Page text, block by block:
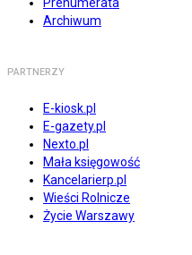
Archiwum
PARTNERZY
E-kiosk.pl
E-gazety.pl
Nexto.pl
Mała księgowość
Kancelarierp.pl
Wieści Rolnicze
Życie Warszawy